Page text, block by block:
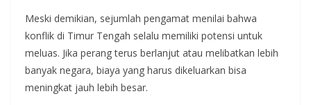
Meski demikian, sejumlah pengamat menilai bahwa
konflik di Timur Tengah selalu memiliki potensi untuk
meluas. Jika perang terus berlanjut atau melibatkan lebih
banyak negara, biaya yang harus dikeluarkan bisa
meningkat jauh lebih besar.